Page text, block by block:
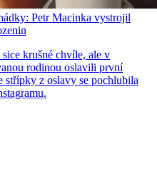
Petr Macinka vystrojil
krušné chvíle, ale v
rodinou oslavili první
střípky z oslavy se pochlubila